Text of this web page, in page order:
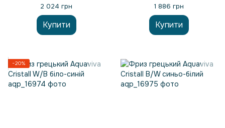
2 024 грн
Купити
1 886 грн
Купити
−20%